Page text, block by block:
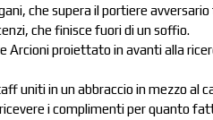
che supera il portiere
che finisce fuori di un soffio.
Arcioni proiettato in avanti alla
uniti in un abbraccio in mezzo al
i complimenti per quanto